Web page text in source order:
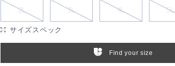
2L 3L 4L 5L
サイズスペック
Find your size